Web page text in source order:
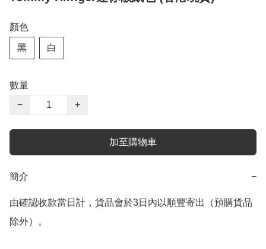
顏色
黑 白
數量
−
+
加至購物車
簡介 −
由確認收款當日計，貨品會於3日內以順豐寄出（預購貨品
除外）。